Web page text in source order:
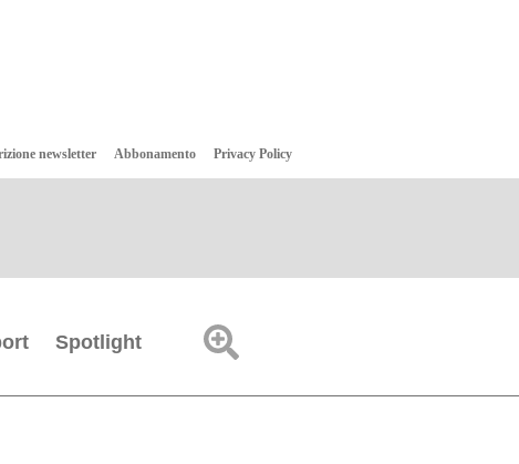
newsletter Abbonamento Privacy Policy
Spotlight